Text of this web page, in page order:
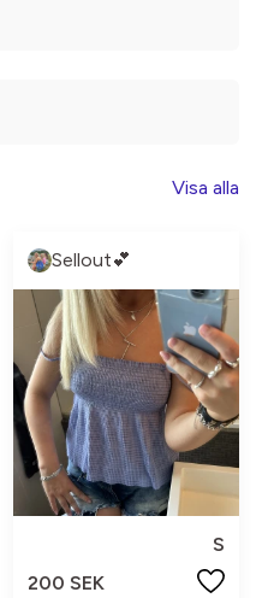
Visa alla
Sellout💕
S
200 SEK